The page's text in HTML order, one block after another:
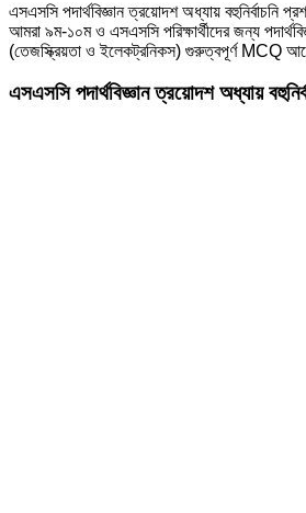
এসএসসি পদার্থবিজ্ঞান ত্রয়োদশ অধ্যায় বহুনির্বাচনি
আমরা ৯ম-১০ম ও এসএসসি পরিক্ষার্থীদের জন্য
(তেজস্ক্রিয়তা ও ইলেকট্রনিকস) গুরুত্বপূর্ণ MCQ
এসএসসি পদার্থবিজ্ঞান ত্রয়োদশ অধ্যায়